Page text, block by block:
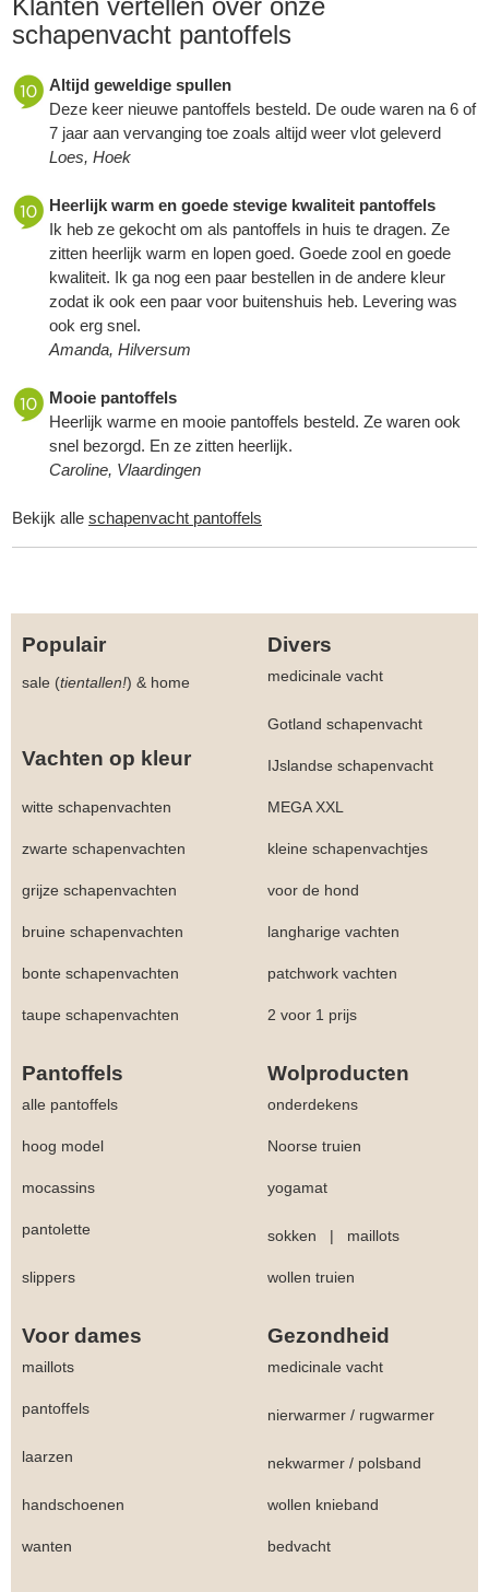
Klanten vertellen over onze
schapenvacht pantoffels
Altijd geweldige spullen
Deze keer nieuwe pantoffels besteld. De oude waren na 6 of
7 jaar aan vervanging toe zoals altijd weer vlot geleverd
Loes, Hoek
Heerlijk warm en goede stevige kwaliteit pantoffels
Ik heb ze gekocht om als pantoffels in huis te dragen. Ze
zitten heerlijk warm en lopen goed. Goede zool en goede
kwaliteit. Ik ga nog een paar bestellen in de andere kleur
zodat ik ook een paar voor buitenshuis heb. Levering was
ook erg snel.
Amanda, Hilversum
Mooie pantoffels
Heerlijk warme en mooie pantoffels besteld. Ze waren ook
snel bezorgd. En ze zitten heerlijk.
Caroline, Vlaardingen
Bekijk alle schapenvacht pantoffels
Populair Divers
sale (tientallen!) & home medicinale vacht
Gotland schapenvacht
Vachten op kleur IJslandse schapenvacht
witte schapenvachten MEGA XXL
zwarte schapenvachten kleine schapenvachtjes
grijze schapenvachten voor de hond
bruine schapenvachten langharige vachten
bonte schapenvachten patchwork vachten
taupe schapenvachten 2 voor 1 prijs
Pantoffels Wolproducten
alle pantoffels onderdekens
hoog model Noorse truien
mocassins yogamat
pantolette sokken | maillots
slippers wollen truien
Voor dames Gezondheid
maillots medicinale vacht
pantoffels nierwarmer / rugwarmer
laarzen nekwarmer / polsband
handschoenen wollen knieband
wanten bedvacht